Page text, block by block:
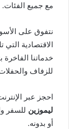
مع جميع الفئات.
نتفوق على
الاقتصادية
خدماتنا
للزفاف
احجز عبر
ليموزين للسفر
أو بدونه.